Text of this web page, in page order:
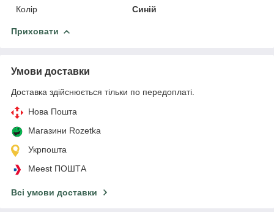
Колір
Синій
Приховати
Умови доставки
Доставка здійснюється тільки по передоплаті.
Нова Пошта
Магазини Rozetka
Укрпошта
Meest ПОШТА
Всі умови доставки